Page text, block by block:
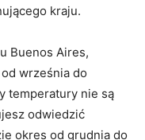
kraju.
Buenos Aires,
września‌ do
temperatury nie są
odwiedzić
okres od grudnia do